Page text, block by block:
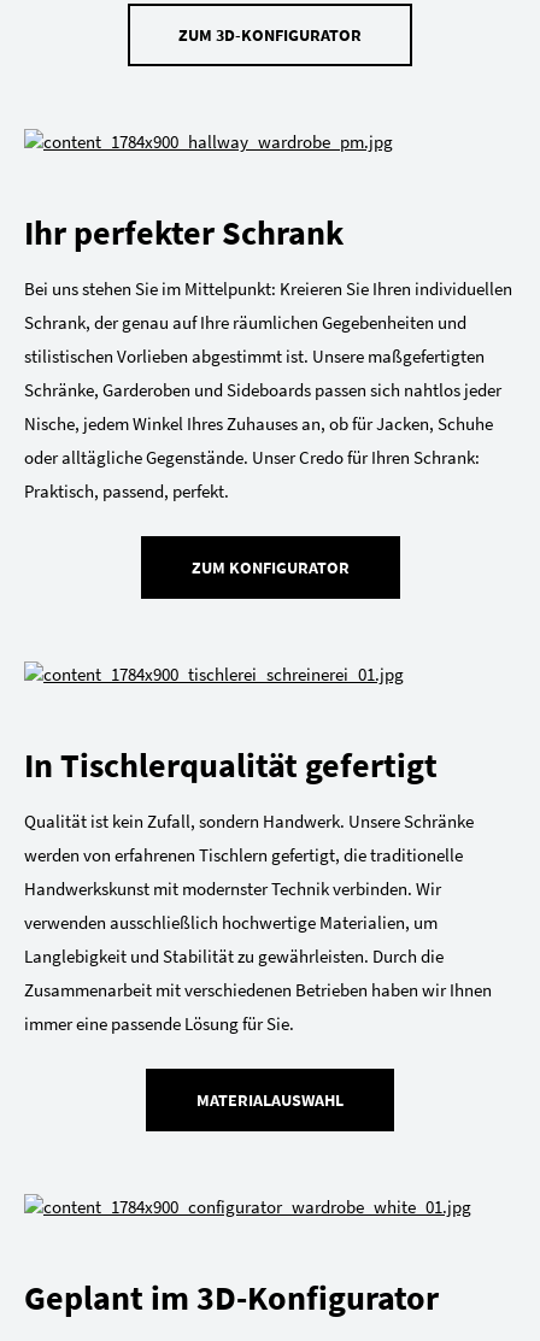
ZUM 3D-KONFIGURATOR
Ihr perfekter Schrank
Bei uns stehen Sie im Mittelpunkt: Kreieren Sie Ihren individuellen
Schrank, der genau auf Ihre räumlichen Gegebenheiten und
stilistischen Vorlieben abgestimmt ist. Unsere maßgefertigten
Schränke, Garderoben und Sideboards passen sich nahtlos jeder
Nische, jedem Winkel Ihres Zuhauses an, ob für Jacken, Schuhe
oder alltägliche Gegenstände. Unser Credo für Ihren Schrank:
Praktisch, passend, perfekt.
ZUM KONFIGURATOR
In Tischlerqualität gefertigt
Qualität ist kein Zufall, sondern Handwerk. Unsere Schränke
werden von erfahrenen Tischlern gefertigt, die traditionelle
Handwerkskunst mit modernster Technik verbinden. Wir
verwenden ausschließlich hochwertige Materialien, um
Langlebigkeit und Stabilität zu gewährleisten. Durch die
Zusammenarbeit mit verschiedenen Betrieben haben wir Ihnen
immer eine passende Lösung für Sie.
MATERIALAUSWAHL
Geplant im 3D-Konfigurator